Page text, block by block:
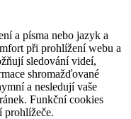
a písma nebo jazyk a
při prohlížení webu a
sledování videí,
shromažďované
a nesledují vaše
Funkční cookies
prohlížeče.